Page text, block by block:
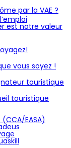
par la VAE ?
est notre valeur
vous soyez !
touristique
touristique
EASA)